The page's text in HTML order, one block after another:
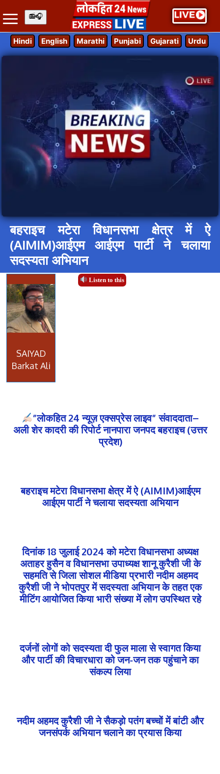
Hindi English Marathi Punjabi Gujarati Urdu
बहराइच मटेरा विधानसभा क्षेत्र में ऐ
(AIMIM)आईएम आईएम पार्टी ने चलाया
सदस्यता अभियान
Listen to this
SAIYAD
Barkat Ali
”लोकहित 24 न्यूज़ एक्सप्रेस लाइव” संवाददाता–
अली शेर कादरी की रिपोर्ट नानपारा जनपद बहराइच (उत्तर
प्रदेश)
बहराइच मटेरा विधानसभा क्षेत्र में ऐ (AIMIM)आईएम
आईएम पार्टी ने चलाया सदस्यता अभियान
दिनांक 18 जुलाई 2024 को मटेरा विधानसभा अध्यक्ष
अताहर हुसैन व विधानसभा उपाध्यक्ष शानू कुरैशी जी के
सहमति से जिला सोशल मीडिया प्रभारी नदीम अहमद
कुरैशी जी ने भोपतपुर में सदस्यता अभियान के तहत एक
मीटिंग आयोजित किया भारी संख्या में लोग उपस्थित रहे
दर्जनों लोगों को सदस्यता दी फुल माला से स्वागत किया
और पार्टी की विचारधारा को जन-जन तक पहुंचाने का
संकल्प लिया
नदीम अहमद कुरैशी जी ने सैकड़ो पतंग बच्चों में बांटी और
जनसंपर्क अभियान चलाने का प्रयास किया